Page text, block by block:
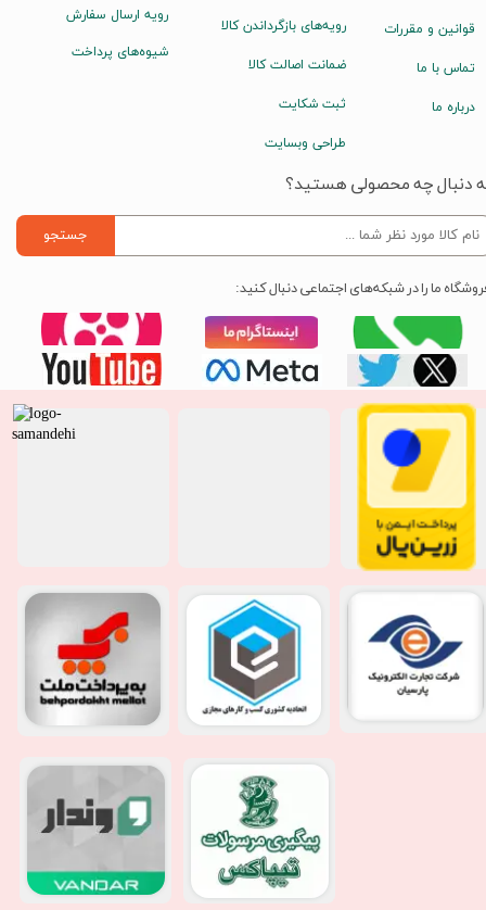
رویه ارسال سفارش
شیوه‌های پرداخت
رویه‌های بازگرداندن کالا
ضمانت اصالت کالا
ثبت شکایت
طراحی وبسایت
قوانین و مقررات
تماس با ما
درباره ما
دنبال چه محصولی هستید؟
جستجو
ما را در شبکه‌های اجتماعی دنبال کنید: